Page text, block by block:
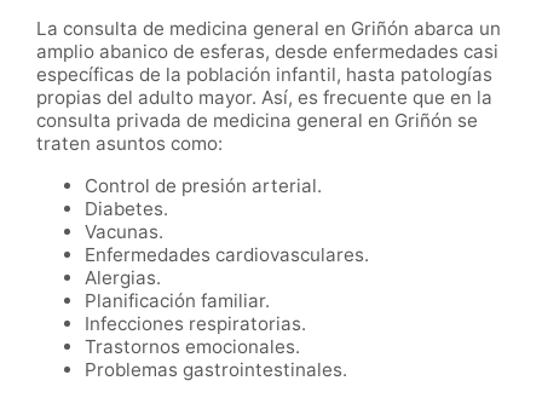
La consulta de medicina general en Griñón abarca un
amplio abanico de esferas, desde enfermedades casi
específicas de la población infantil, hasta patologías
propias del adulto mayor. Así, es frecuente que en la
consulta privada de medicina general en Griñón se
traten asuntos como:
Control de presión arterial.
Diabetes.
Vacunas.
Enfermedades cardiovasculares.
Alergias.
Planificación familiar.
Infecciones respiratorias.
Trastornos emocionales.
Problemas gastrointestinales.